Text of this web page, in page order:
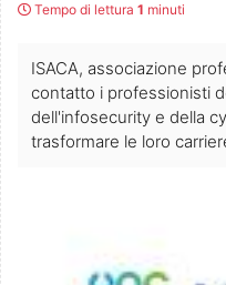
Tempo di lettura 1 minuti
ISACA, associazione
contatto i professionisti
dell'infosecurity e della
trasformare le loro